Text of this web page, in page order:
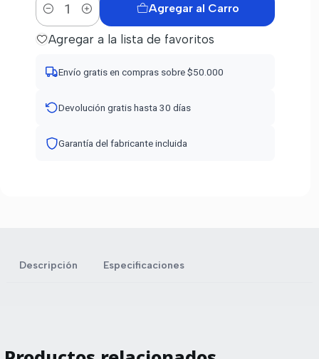
Cantidad
Agregar al Carro
Agregar a la lista de favoritos
Envío gratis en compras sobre $50.000
Devolución gratis hasta 30 días
Garantía del fabricante incluida
Descripción Especificaciones